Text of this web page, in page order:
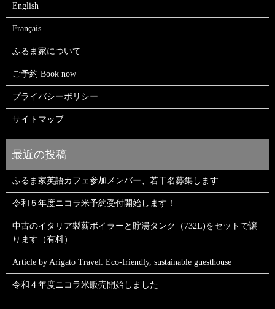
English
Français
ふるま家について
ご予約 Book now
プライバシーポリシー
サイトマップ
ふるま家英語カフェ参加メンバー、若干名募集します
令和５年度ニコラ米予約受付開始します！
中古のイタリア製薪ボイラーと貯湯タンク（732L)をセットで譲
ります（有料）
Article by Arigato Travel: Eco-friendly, sustainable guesthouse
令和４年度ニコラ米販売開始しました